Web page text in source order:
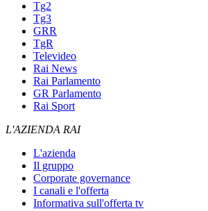
Tg2
Tg3
GRR
TgR
Televideo
Rai News
Rai Parlamento
GR Parlamento
Rai Sport
L'AZIENDA RAI
L'azienda
Il gruppo
Corporate governance
I canali e l'offerta
Informativa sull'offerta tv